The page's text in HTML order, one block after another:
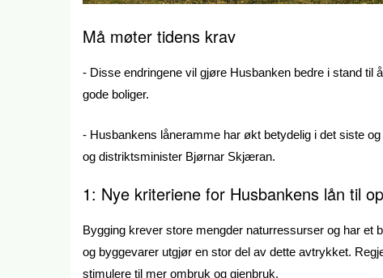
Må møter tidens krav
- Disse endringene vil gjøre Husbanken bedre i stand til
gode boliger.
- Husbankens låneramme har økt betydelig i det siste
og distriktsminister Bjørnar Skjæran.
1: Nye kriteriene for Husbankens lån til
Bygging krever store mengder naturressurser og har
og byggevarer utgjør en stor del av dette avtrykket.
stimulere til mer ombruk og gjenbruk.